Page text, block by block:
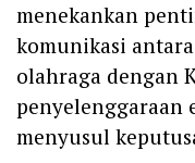
menekankan
komunikasi
olahraga dengan
penyelenggaraan
menyusul